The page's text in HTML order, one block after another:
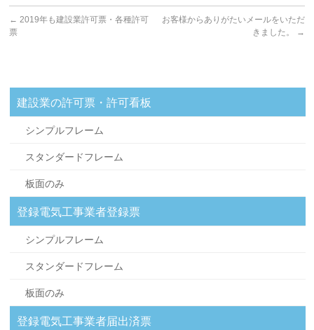
← 2019年も建設業許可票・各種許可
票
お客様からありがたいメールをいただ
きました。
→
建設業の許可票・許可看板
シンプルフレーム
スタンダードフレーム
板面のみ
登録電気工事業者登録票
シンプルフレーム
スタンダードフレーム
板面のみ
登録電気工事業者届出済票